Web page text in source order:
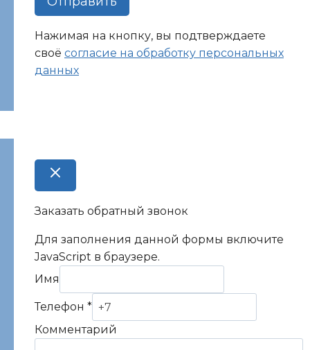
Нажимая на кнопку, вы подтверждаете
своё согласие на обработку персональных
данных
Заказать обратный звонок
Для заполнения данной формы включите
JavaScript в браузере.
Комментарий
Телефон
Имя
Имя
Телефон *
Комментарий